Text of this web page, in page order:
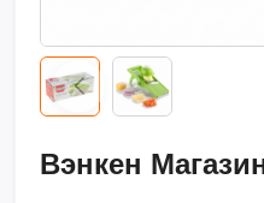
Вэнкен